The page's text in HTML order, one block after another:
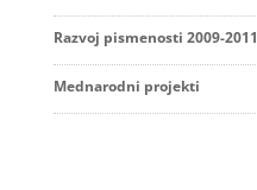
Razvoj pismenosti 2009-2011
Mednarodni projekti